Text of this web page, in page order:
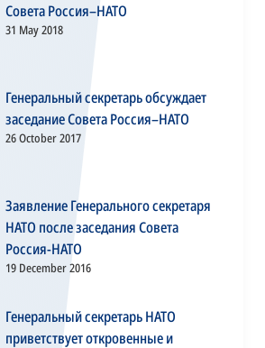
Совета Россия–НАТО
31 May 2018
Генеральный секретарь обсуждает
заседание Совета Россия–НАТО
26 October 2017
Заявление Генерального секретаря
НАТО после заседания Совета
Россия-НАТО
19 December 2016
Генеральный секретарь НАТО
приветствует откровенные и